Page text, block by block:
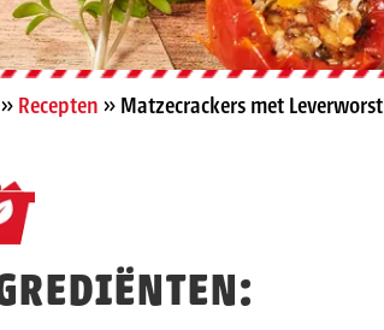
» Recepten » Matzecrackers met Leverworst